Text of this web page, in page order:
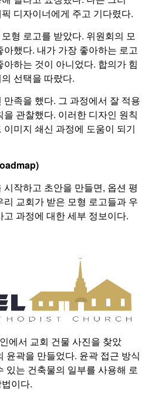
디자이너에게 주고 기다렸다.
형 로고를 받았다. 위원회의 모
했다. 내가 가장 좋아하는 로고
하는 것이 아니었다. 합의가 힘
선택을 따랐다.
족을 했다. 그 과정에서 잘 적용
관찰했다. 이러한 디자인 원칙
미지 쇄신 과정에 도움이 되기
작하고 초안을 만들면, 옵션 평
교회가 받은 모형 로고들과 우
과정에 대한 세부 정보이다.
에서 교회 건물 사진을 찾았
윤곽을 만들었다. 윤곽 접근 방식
있는 건축물의 일부를 사용해 로
이다.